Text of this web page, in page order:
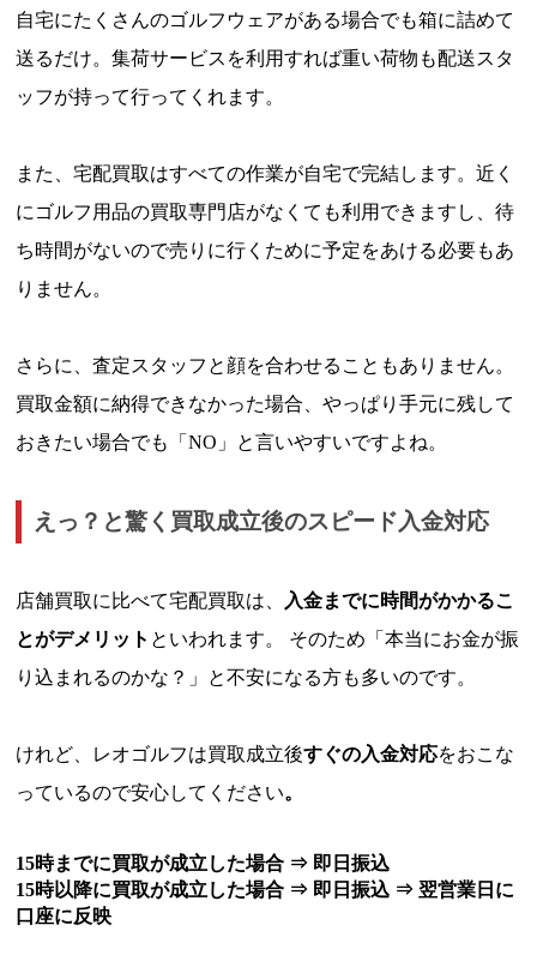
自宅にたくさんのゴルフウェアがある場合でも箱に詰めて
送るだけ。集荷サービスを利用すれば重い荷物も配送スタ
ッフが持って行ってくれます。
また、宅配買取はすべての作業が自宅で完結します。近く
にゴルフ用品の買取専門店がなくても利用できますし、待
ち時間がないので売りに行くために予定をあける必要もあ
りません。
さらに、査定スタッフと顔を合わせることもありません。
買取金額に納得できなかった場合、やっぱり手元に残して
おきたい場合でも「NO」と言いやすいですよね。
えっ？と驚く買取成立後のスピード入金対応
店舗買取に比べて宅配買取は、
入金までに時間がかかるこ
とがデメリット といわれます。 そのため「本当にお金が振
り込まれるのかな？」と不安になる方も多いのです。
けれど、レオゴルフは買取成立後すぐの入金対応をおこな
っているので安心してください。
15時までに買取が成立した場合 ⇒ 即日振込
15時以降に買取が成立した場合 ⇒ 即日振込 ⇒ 翌営業日に
口座に反映